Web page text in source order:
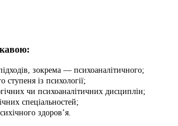
зокрема — психоаналітичного;
ступеня із психології;
чи психоаналітичних дисциплін;
спеціальностей;
здоровʼя.